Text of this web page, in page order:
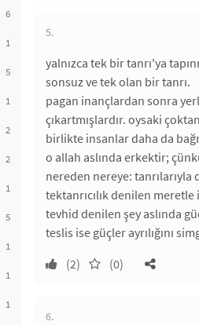
6
1
5
1
2
2
1
5
1
1
1
5.
yalnızca tek bir tanrı'ya
sonsuz ve tek olan bir tanrı.
pagan inançlardan sonra
çıkartmışlardır. oysaki
birlikte insanlar daha da
o allah aslında erkektir;
nereden nereye:
tektanrıcılık denilen
tevhid denilen şey aslında
teslis ise güçler ayrılığını
(2)
(0)
6.